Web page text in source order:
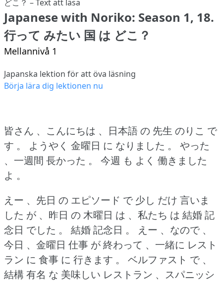
Japanese with Noriko: Season 1, 18.
行って みたい 国 は どこ？
Mellannivå 1
Japanska lektion för att öva läsning
Börja lära dig lektionen nu
皆さん 、こんにちは 、日本語 の 先生 のりこ で
す 。
ようやく 金曜日 に なりました 。
やった
、一週間 長かった 。
今週 も よく 働きました
よ 。
えー 、先日 の エピソード で 少し だけ 言いま
した が 、昨日 の 木曜日 は 、私たち は 結婚 記
念日 でした 。
結婚 記念日 。
えー 、なので 、
今日 、金曜日 仕事 が 終わって 、一緒に レスト
ラン に 食事 に 行きます 。
ベルファスト で 、
結構 有名 な 美味しい レストラン 、スパニッシ